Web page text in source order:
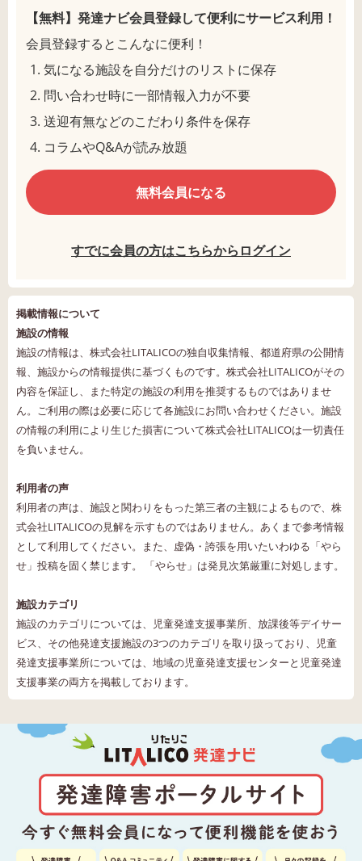
【無料】発達ナビ会員登録して便利にサービス利用！
会員登録するとこんなに便利！
気になる施設を自分だけのリストに保存
問い合わせ時に一部情報入力が不要
送迎有無などのこだわり条件を保存
コラムやQ&Aが読み放題
無料会員になる
すでに会員の方はこちらからログイン
掲載情報について
施設の情報
施設の情報は、株式会社LITALICOの独自収集情報、都道府県の公開情
報、施設からの情報提供に基づくものです。株式会社LITALICOがその
内容を保証し、また特定の施設の利用を推奨するものではありませ
ん。ご利用の際は必要に応じて各施設にお問い合わせください。施設
の情報の利用により生じた損害について株式会社LITALICOは一切責任
を負いません。
利用者の声
利用者の声は、施設と関わりをもった第三者の主観によるもので、株
式会社LITALICOの見解を示すものではありません。あくまで参考情報
として利用してください。また、虚偽・誇張を用いたいわゆる「やら
せ」投稿を固く禁じます。 「やらせ」は発見次第厳重に対処します。
施設カテゴリ
施設のカテゴリについては、児童発達支援事業所、放課後等デイサー
ビス、その他発達支援施設の3つのカテゴリを取り扱っており、児童
発達支援事業所については、地域の児童発達支援センターと児童発達
支援事業の両方を掲載しております。